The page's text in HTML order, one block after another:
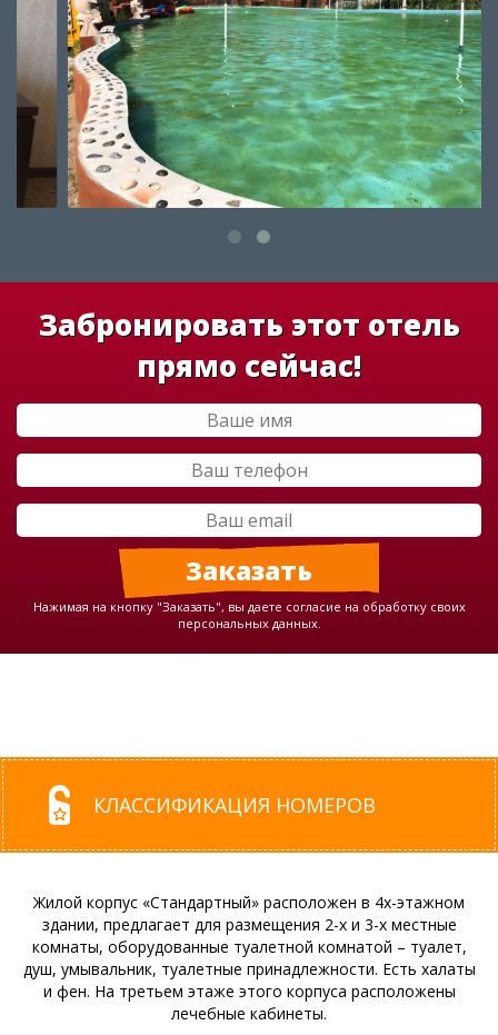
Забронировать этот отель
прямо сейчас!
Нажимая на кнопку "Заказать", вы даете согласие на обработку своих
персональных данных.
КЛАССИФИКАЦИЯ НОМЕРОВ
Жилой корпус «Стандартный» расположен в 4х-этажном
здании, предлагает для размещения 2-х и 3-х местные
комнаты, оборудованные туалетной комнатой – туалет,
душ, умывальник, туалетные принадлежности. Есть халаты
и фен. На третьем этаже этого корпуса расположены
лечебные кабинеты.